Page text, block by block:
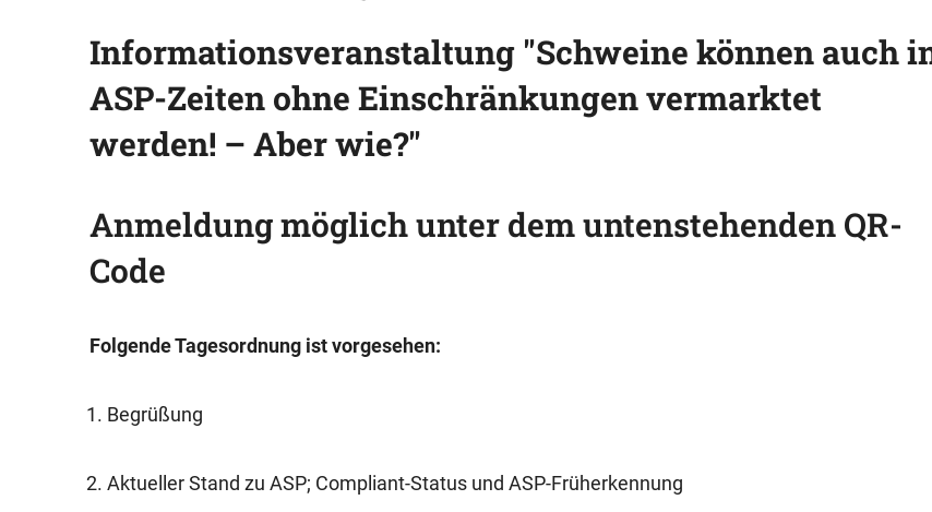
Informationsveranstaltung "Schweine können auch
ASP-Zeiten ohne Einschränkungen vermarktet
werden! – Aber wie?"
Anmeldung möglich unter dem untenstehenden QR-
Code
Folgende Tagesordnung ist vorgesehen:
Begrüßung
Aktueller Stand zu ASP; Compliant-Status und ASP-Früherkennung